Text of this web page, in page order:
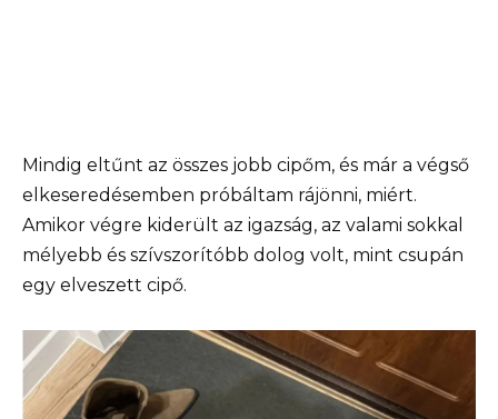
Mindig eltűnt az összes jobb cipőm, és már a végső
elkeseredésemben próbáltam rájönni, miért.
Amikor végre kiderült az igazság, az valami sokkal
mélyebb és szívszorítóbb dolog volt, mint csupán
egy elveszett cipő.